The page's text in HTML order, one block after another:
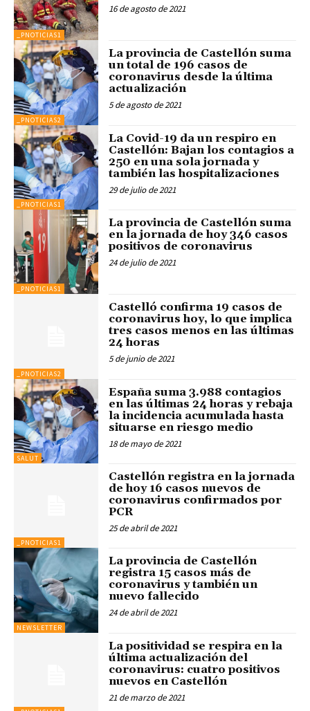
_PNOTICIAS1
16 de agosto de 2021
_PNOTICIAS2
La provincia de Castellón suma
un total de 196 casos de
coronavirus desde la última
actualización
5 de agosto de 2021
_PNOTICIAS1
La Covid-19 da un respiro en
Castellón: Bajan los contagios a
250 en una sola jornada y
también las hospitalizaciones
29 de julio de 2021
_PNOTICIAS1
La provincia de Castellón suma
en la jornada de hoy 346 casos
positivos de coronavirus
24 de julio de 2021
_PNOTICIAS2
Castelló confirma 19 casos de
coronavirus hoy, lo que implica
tres casos menos en las últimas
24 horas
5 de junio de 2021
SALUT
España suma 3.988 contagios
en las últimas 24 horas y rebaja
la incidencia acumulada hasta
situarse en riesgo medio
18 de mayo de 2021
_PNOTICIAS1
Castellón registra en la jornada
de hoy 16 casos nuevos de
coronavirus confirmados por
PCR
25 de abril de 2021
NEWSLETTER
La provincia de Castellón
registra 15 casos más de
coronavirus y también un
nuevo fallecido
24 de abril de 2021
La positividad se respira en la
última actualización del
coronavirus: cuatro positivos
nuevos en Castellón
21 de marzo de 2021